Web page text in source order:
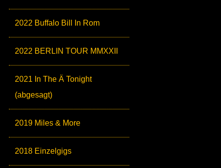
2022 Buffalo Bill In Rom
2022 BERLIN TOUR MMXXII
2021 In The Ä Tonight
(abgesagt)
2019 Miles & More
2018 Einzelgigs